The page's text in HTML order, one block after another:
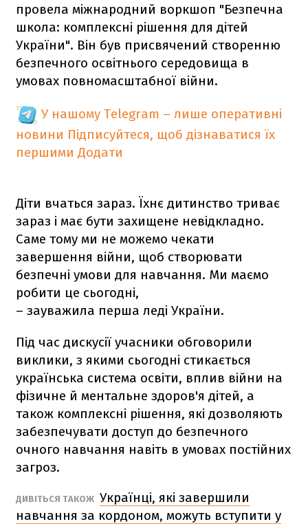
провела міжнародний воркшоп "Безпечна
школа: комплексні рішення для дітей
України". Він був присвячений створенню
безпечного освітнього середовища в
умовах повномасштабної війни.
У нашому Telegram – лише оперативні
новини Підписуйтеся, щоб дізнаватися їх
першими Додати
Діти вчаться зараз. Їхнє дитинство триває
зараз і має бути захищене невідкладно.
Саме тому ми не можемо чекати
завершення війни, щоб створювати
безпечні умови для навчання. Ми маємо
робити це сьогодні,
– зауважила перша леді України.
Під час дискусії учасники обговорили
виклики, з якими сьогодні стикається
українська система освіти, вплив війни на
фізичне й ментальне здоров'я дітей, а
також комплексні рішення, які дозволяють
забезпечувати доступ до безпечного
очного навчання навіть в умовах постійних
загроз.
ДИВІТЬСЯ ТАКОЖ Українці, які завершили
навчання за кордоном, можуть вступити у